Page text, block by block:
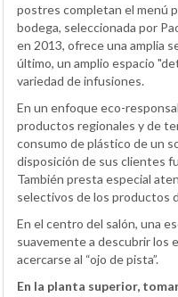
postres completan el menú
bodega, seleccionada por
en 2013, ofrece una amplia
último, un amplio espacio
variedad de infusiones.
En un enfoque eco-
productos regionales y de
consumo de plástico de un
disposición de sus clientes
También presta especial
selectivos de los productos
En el centro del salón, una
suavemente a descubrir los
acercarse al “ojo de pista”.
En la planta superior,